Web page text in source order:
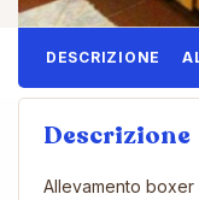
DESCRIZIONE
Descrizione
Allevamento boxer